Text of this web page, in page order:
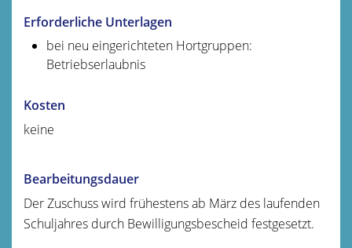
Erforderliche Unterlagen
bei neu eingerichteten Hortgruppen:
Betriebserlaubnis
Kosten
keine
Bearbeitungsdauer
Der Zuschuss wird frühestens ab März des laufenden
Schuljahres durch Bewilligungsbescheid festgesetzt.